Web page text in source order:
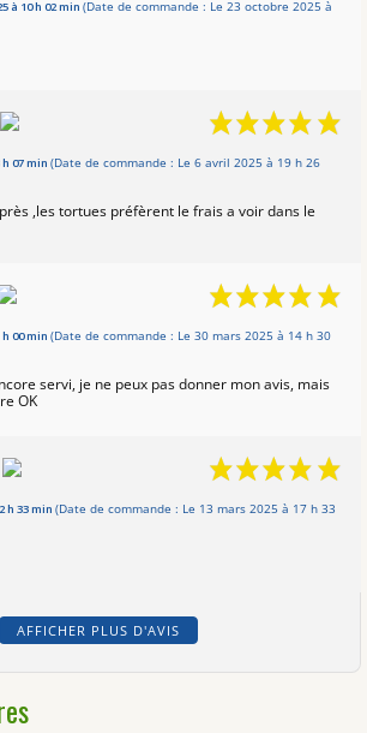
à 10 h 02 min (Date de commande : Le 23 octobre 2025 à
07 min (Date de commande : Le 6 avril 2025 à 19 h 26
,les tortues préfèrent le frais a voir dans le
00 min (Date de commande : Le 30 mars 2025 à 14 h 30
servi, je ne peux pas donner mon avis, mais
OK
h 33 min (Date de commande : Le 13 mars 2025 à 17 h 33
AFFICHER PLUS D'AVIS